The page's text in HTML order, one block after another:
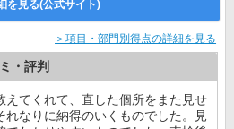
を見る(公式サイト)
＞項目・部門別得点の詳細を見る
・評判
えてくれて、直した個所をまた見せ
れなりに納得のいくものでした。見